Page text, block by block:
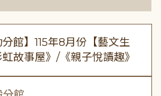
分館】115年8月份【藝文生
故事屋》/《親子悅讀趣》